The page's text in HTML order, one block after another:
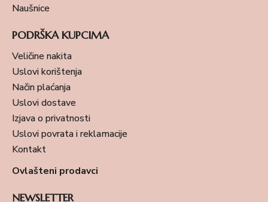
Naušnice
PODRŠKA KUPCIMA
Veličine nakita
Uslovi korištenja
Način plaćanja
Uslovi dostave
Izjava o privatnosti
Uslovi povrata i reklamacije
Kontakt
Ovlašteni prodavci
NEWSLETTER